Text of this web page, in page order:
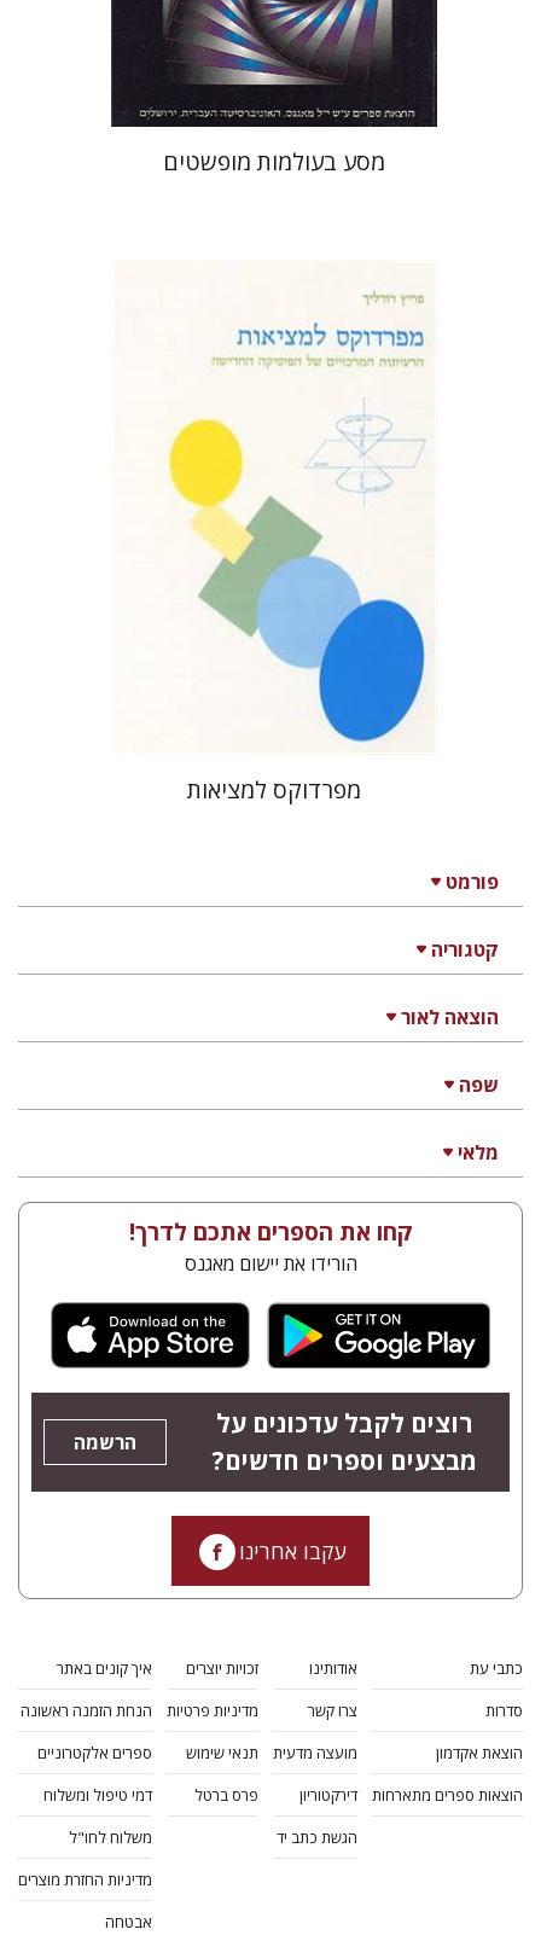
פורמט
קטגוריה
הוצאה לאור
שפה
מלאי
הנחת אתר ספר מודפס
$31
$28
מסע בעולמות מופשטים
פריץ רורליך
יכין אונא
הנחת אתר ספר מודפס
$30
מפרדוקס למציאות
קחו את הספרים אתכם לדרך!
הורידו את יישום מאגנס
רוצים לקבל עדכונים על
מבצעים וספרים חדשים?
הרשמה
עקבו אחרינו
כתבי עת
סדרות
הוצאת אקדמון
הוצאות ספרים מתארחות
אודותינו
צרו קשר
מועצה מדעית
דירקטוריון
הגשת כתב יד
זכויות יוצרים
מדיניות פרטיות
תנאי שימוש
פרס ברטל
איך קונים באתר
הנחת הזמנה ראשונה
ספרים אלקטרוניים
דמי טיפול ומשלוח
משלוח לחו"ל
מדיניות החזרת מוצרים
אבטחה